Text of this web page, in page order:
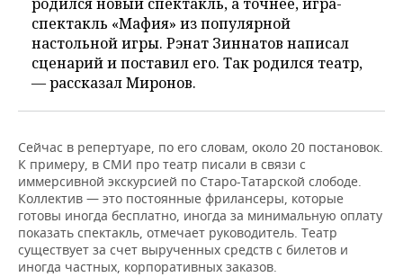
спектакль «Мафия» из популярной
настольной игры. Рэнат Зиннатов написал
сценарий и поставил его. Так родился театр,
— рассказал Миронов.
Сейчас в репертуаре, по его словам, около 20 постановок.
К примеру, в СМИ про театр писали в связи с
иммерсивной экскурсией по Старо-Татарской слободе.
Коллектив — это постоянные фрилансеры, которые
готовы иногда бесплатно, иногда за минимальную оплату
показать спектакль, отмечает руководитель. Театр
существует за счет вырученных средств с билетов и
иногда частных, корпоративных заказов.